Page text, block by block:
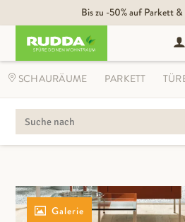
Bis zu -50% auf Parkett &
SEARCH
FOR:
SCHAURÄUME PARKETT
Galerie